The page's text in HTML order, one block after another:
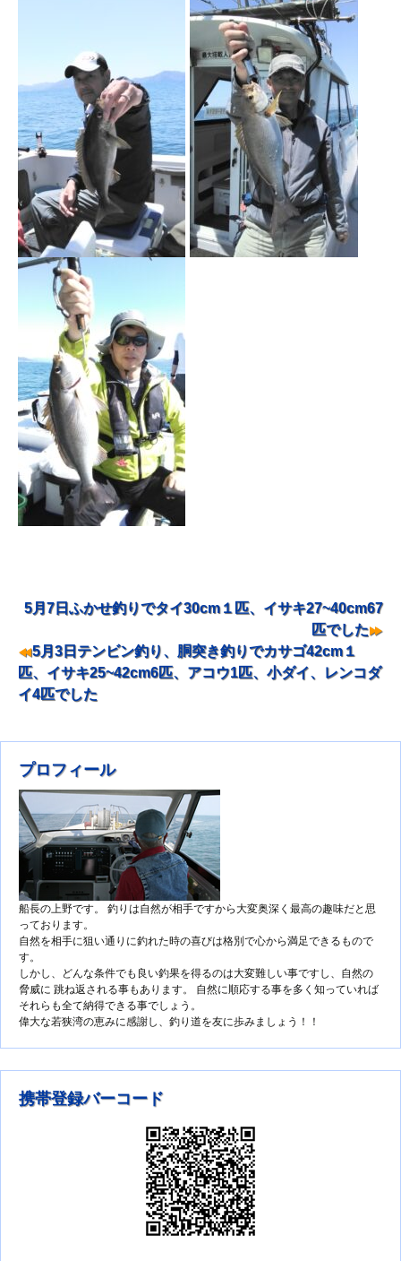
投稿ナビゲーション
5月7日ふかせ釣りでタイ30cm１匹、イサキ27~40cm67
匹でした
5月3日テンビン釣り、胴突き釣りでカサゴ42cm１
匹、イサキ25~42cm6匹、アコウ1匹、小ダイ、レンコダ
イ4匹でした
プロフィール
船長の上野です。 釣りは自然が相手ですから大変奥深く最高の趣味だと思
っております。
自然を相手に狙い通りに釣れた時の喜びは格別で心から満足できるもので
す。
しかし、どんな条件でも良い釣果を得るのは大変難しい事ですし、自然の
脅威に 跳ね返される事もあります。 自然に順応する事を多く知っていれば
それらも全て納得できる事でしょう。
偉大な若狭湾の恵みに感謝し、釣り道を友に歩みましょう！！
携帯登録バーコード